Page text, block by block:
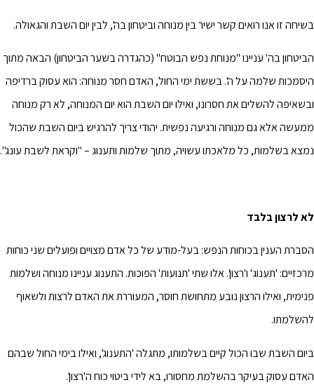
בשיחה זו אנו רואים קשר ישיר בין מנוחה וביטחון בה', לבין יום השבת והגאולה.
הביטחון בה' עניינו "מנוחת נפש הבוטח" (כהגדרה בשער הביטחון) הבאה מתוך
היסמכות שלמה על ה'. בששת ימי החול, האדם חסר מנוחה: הוא עסוק ברדיפה
ובשאיפה להשלים את חסרונו, ואילו יום השבת הוא יום המנוחה, לא רק מנוחה
ממעשה אלא גם מנוחה ורגיעה נפשית. יהודי צריך להרגיש ביום השבת שהכול
נמצא בשלמות, כל מלאכתו עשויה, מתוך שלמות ותענוג – "וקראת לשבת עונג".
לא לרצון בלבד
הסברת הענין בכוחות הנפש: בעל-מודע של כל אדם מצויים ופועלים שני כוחות
מרכזיים: 'תענוג' ו'רצון'. אלו שתי 'תנועות' הפוכות. התענוג עניינו מנוחה ושלמות
פנימית, ואילו הרצון נובע מתחושת חוסר, המעוררת את האדם לרצות ולשאוף
להשלמתו.
ביום השבת שבו הכול קיים בשלמותו, מתגלה 'התענוג', ואילו בימי החול שבהם
האדם עסוק בעיקר בהשלמת מחסורו, בא לידי ביטוי כוח ה'רצון'.